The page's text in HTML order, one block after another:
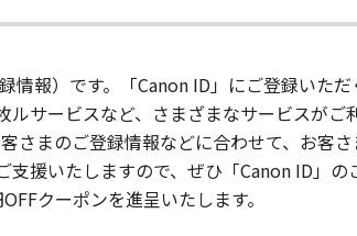
情報）です。「Canon ID」にご登録いただ
ルサービスなど、さまざまなサービスがご
さまのご登録情報などに合わせて、お客さ
援いたしますので、ぜひ「Canon ID」の
クーポンを進呈いたします。